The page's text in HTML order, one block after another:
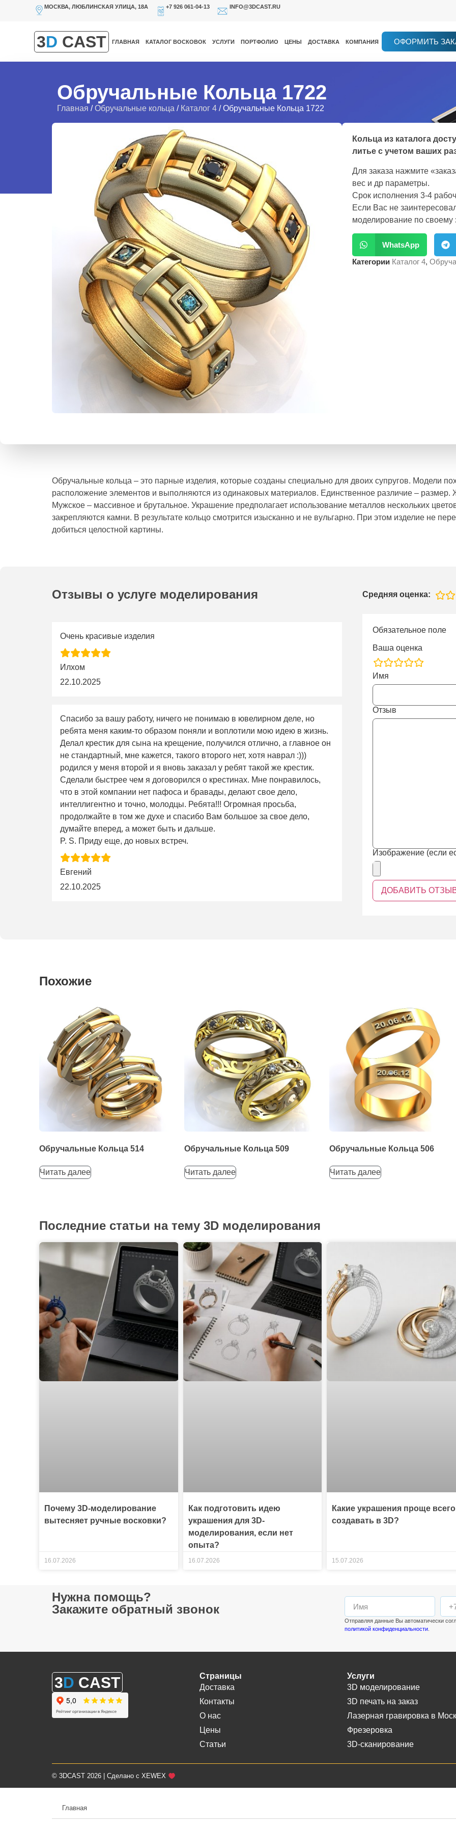
МОСКВА, ЛЮБЛИНСКАЯ УЛИЦА, 18А +7 926 061-04-13 INFO@3DCAST.RU
3D CAST ГЛАВНАЯ КАТАЛОГ ВОСКОВОК УСЛУГИ ПОРТФОЛИО ЦЕНЫ ДОСТАВКА КОМПАНИЯ ОФОРМИТЬ
Обручальные Кольца 1722
Главная /Обручальные кольца / Каталог 4 / Обручальные Кольца 1722
Кольца из каталога
литье с учетом ваших
Для заказа нажмите
вес и др параметры.
Срок исполнения 3-4
Если Вас не
моделирование по своему
WhatsApp
Категории Каталог 4,
Обручальные кольца – это парные изделия, которые созданы специально для двоих супругов. Модели
расположение элементов и выполняются из одинаковых материалов. Единственное различие – размер.
Мужское – массивное и брутальное. Украшение предполагает использование металлов нескольких
закрепляются камни. В результате кольцо смотрится изысканно и не вульгарно. При этом изделие не
добиться целостной картины.
Отзывы о услуге моделирования Средняя оценка:
Очень красивые изделия
Илхом
22.10.2025
Спасибо за вашу работу, ничего не понимаю в ювелирном деле, но
ребята меня каким-то образом поняли и воплотили мою идею в жизнь.
Делал крестик для сына на крещение, получился отлично, а главное он
не стандартный, мне кажется, такого второго нет, хотя наврал :)))
родился у меня второй и я вновь заказал у ребят такой же крестик.
Сделали быстрее чем я договорился о крестинах. Мне понравилось,
что в этой компании нет пафоса и бравады, делают свое дело,
интеллигентно и точно, молодцы. Ребята!!! Огромная просьба,
продолжайте в том же духе и спасибо Вам большое за свое дело,
думайте вперед, а может быть и дальше.
P. S. Приду еще, до новых встреч.
Евгений
22.10.2025
Обязательное поле
Ваша оценка
rating
fields
Имя
Отзыв
Изображение (если
Похожие
Обручальные Кольца 514
Читать далее
Обручальные Кольца 509
Читать далее
Обручальные Кольца 506
Читать далее
Последние статьи на тему 3D моделирования
Почему 3D-моделирование
вытесняет ручные восковки?
16.07.2026
Как подготовить идею
украшения для 3D-
моделирования, если нет
опыта?
16.07.2026
Какие украшения проще всего
создавать в 3D?
15.07.2026
Нужна помощь?
Закажите обратный звонок
Отправляя данные Вы автоматически
политикой конфиденциальности.
3D CAST
Страницы
Доставка
Контакты
О нас
Цены
Статьи
Услуги
3D моделирование
3D печать на заказ
Лазерная гравировка в
Фрезеровка
3D-сканирование
© 3DCAST 2026 | Сделано с XEWEX
Главная